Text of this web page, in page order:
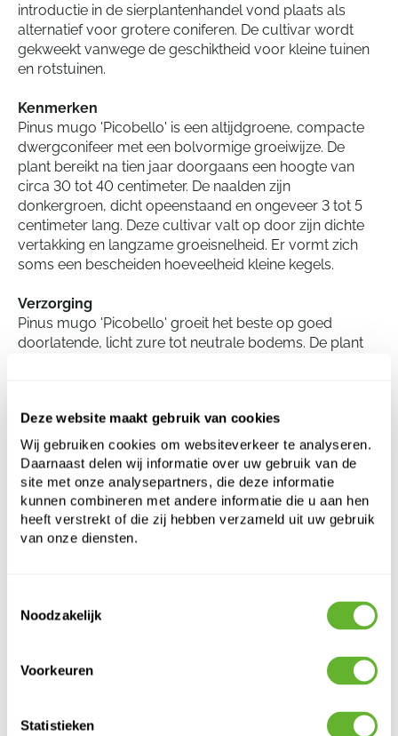
Deze website maakt gebruik van cookies
Wij gebruiken cookies om websiteverkeer te analyseren.
Daarnaast delen wij informatie over uw gebruik van de
site met onze analysepartners, die deze informatie
kunnen combineren met andere informatie die u aan hen
heeft verstrekt of die zij hebben verzameld uit uw gebruik
van onze diensten.
Noodzakelijk
Voorkeuren
Statistieken
introductie in de sierplantenhandel vond plaats als
alternatief voor grotere coniferen. De cultivar wordt
gekweekt vanwege de geschiktheid voor kleine tuinen
en rotstuinen.
Kenmerken
Pinus mugo 'Picobello' is een altijdgroene, compacte
dwergconifeer met een bolvormige groeiwijze. De
plant bereikt na tien jaar doorgaans een hoogte van
circa 30 tot 40 centimeter. De naalden zijn
donkergroen, dicht opeenstaand en ongeveer 3 tot 5
centimeter lang. Deze cultivar valt op door zijn dichte
vertakking en langzame groeisnelheid. Er vormt zich
soms een bescheiden hoeveelheid kleine kegels.
Verzorging
Pinus mugo 'Picobello' groeit het beste op goed
doorlatende, licht zure tot neutrale bodems. De plant
takken bevordert de sierwaarde. Snoei is in de meeste
gevallen niet noodzakelijk door de compacte groei.
Pinus mugo 'Picobello'
Stam